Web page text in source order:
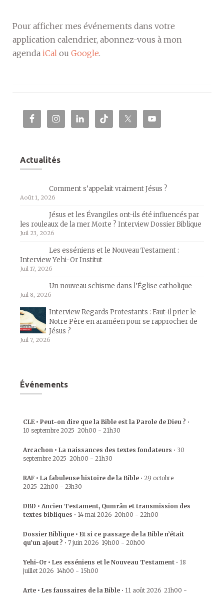
Pour afficher mes événements dans votre
application calendrier, abonnez-vous à mon
agenda iCal ou Google.
Actualités
Comment s’appelait vraiment Jésus ?
Août 1, 2026
Jésus et les Évangiles ont-ils été influencés par
les rouleaux de la mer Morte ? Interview Dossier Biblique
Juil 23, 2026
Les esséniens et le Nouveau Testament :
Interview Yehi-Or Institut
Juil 17, 2026
Un nouveau schisme dans l’Église catholique
Juil 8, 2026
Interview Regards Protestants : Faut-il prier le
Notre Père en araméen pour se rapprocher de
Jésus ?
Juil 7, 2026
Événements
CLE • Peut-on dire que la Bible est la Parole de Dieu ? •
10 septembre 2025 20h00 - 21h30
Arcachon • La naissances des textes fondateurs • 30
septembre 2025 20h00 - 21h30
RAF • La fabuleuse histoire de la Bible • 29 octobre
2025 22h00 - 23h30
DBD • Ancien Testament, Qumrân et transmission des
textes bibliques • 14 mai 2026 20h00 - 22h00
Dossier Biblique • Et si ce passage de la Bible n’était
qu’un ajout ? • 7 juin 2026 19h00 - 20h00
Yehi-Or • Les esséniens et le Nouveau Testament • 18
juillet 2026 14h00 - 15h00
Arte • Les faussaires de la Bible • 11 août 2026 21h00 -